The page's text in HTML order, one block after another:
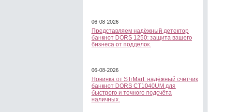
06-08-2026
Представляем надёжный детектор
банкнот DORS 1250: защита вашего
бизнеса от подделок.
06-08-2026
Новинка от STiMart: надёжный счётчик
банкнот DORS CT1040UM для
быстрого и точного подсчёта
наличных.